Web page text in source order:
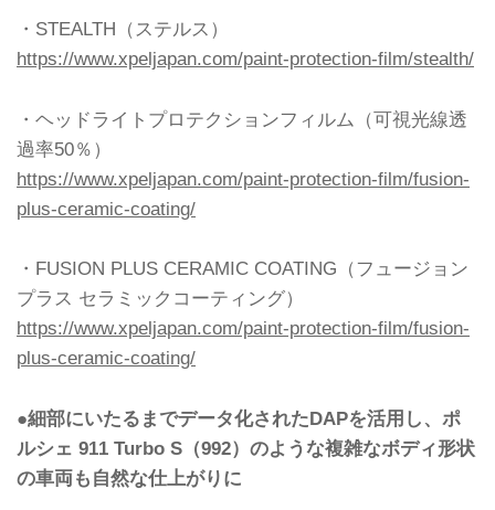
・STEALTH（ステルス）
https://www.xpeljapan.com/paint-protection-film/stealth/
・ヘッドライトプロテクションフィルム（可視光線透
過率50％）
https://www.xpeljapan.com/paint-protection-film/fusion-
plus-ceramic-coating/
・FUSION PLUS CERAMIC COATING（フュージョン
プラス セラミックコーティング）
https://www.xpeljapan.com/paint-protection-film/fusion-
plus-ceramic-coating/
●細部にいたるまでデータ化されたDAPを活用し、ポ
ルシェ 911 Turbo S（992）のような複雑なボディ形状
の車両も自然な仕上がりに